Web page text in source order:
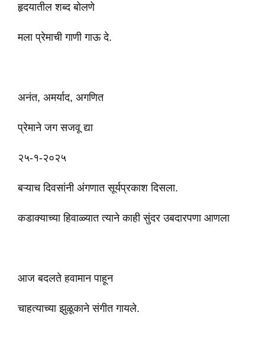
हृदयातील शब्द बोलणे
मला प्रेमाची गाणी गाऊ दे.
अनंत, अमर्याद, अगणित
प्रेमाने जग सजवू द्या
२५-१-२०२५
बऱ्याच दिवसांनी अंगणात सूर्यप्रकाश दिसला.
कडाक्याच्या हिवाळ्यात त्याने काही सुंदर उबदारपणा आणला
आज बदलते हवामान पाहून
चाहत्याच्या झुळूकाने संगीत गायले.